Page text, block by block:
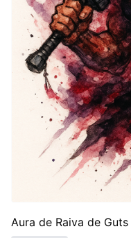
Aura de Raiva de